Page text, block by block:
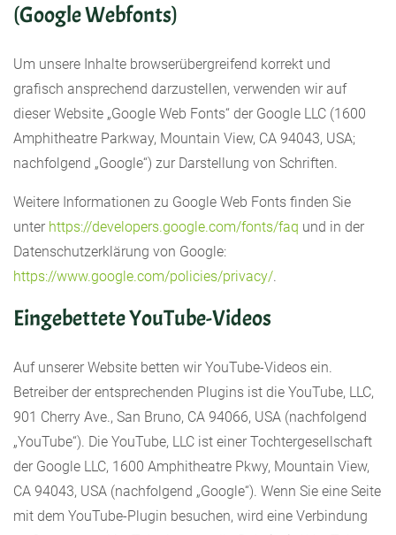
(Google Webfonts)
Um unsere Inhalte browserübergreifend korrekt und
grafisch ansprechend darzustellen, verwenden wir auf
dieser Website „Google Web Fonts“ der Google LLC (1600
Amphitheatre Parkway, Mountain View, CA 94043, USA;
nachfolgend „Google“) zur Darstellung von Schriften.
Weitere Informationen zu Google Web Fonts finden Sie
unter https://developers.google.com/fonts/faq und in der
Datenschutzerklärung von Google:
https://www.google.com/policies/privacy/.
Eingebettete YouTube-Videos
Auf unserer Website betten wir YouTube-Videos ein.
Betreiber der entsprechenden Plugins ist die YouTube, LLC,
901 Cherry Ave., San Bruno, CA 94066, USA (nachfolgend
„YouTube“). Die YouTube, LLC ist einer Tochtergesellschaft
der Google LLC, 1600 Amphitheatre Pkwy, Mountain View,
CA 94043, USA (nachfolgend „Google“). Wenn Sie eine Seite
mit dem YouTube-Plugin besuchen, wird eine Verbindung